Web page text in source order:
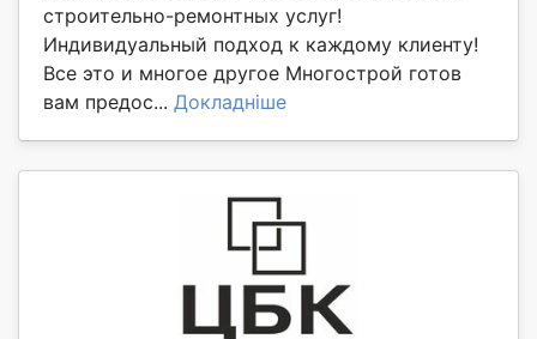
строительно-ремонтных услуг!
Индивидуальный подход к каждому клиенту!
Все это и многое другое Многострой готов
вам предос... Докладніше